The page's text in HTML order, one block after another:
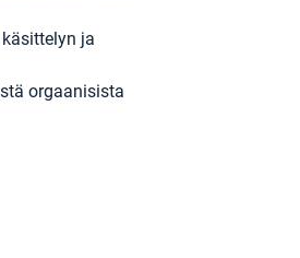
ja
orgaanisista